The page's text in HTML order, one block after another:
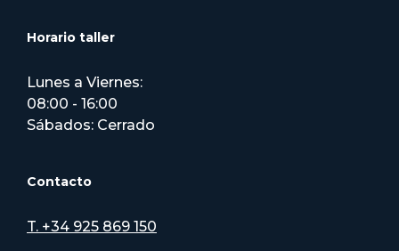
Horario taller
Lunes a Viernes:
08:00 - 16:00
Sábados: Cerrado
Contacto
T. +34 925 869 150